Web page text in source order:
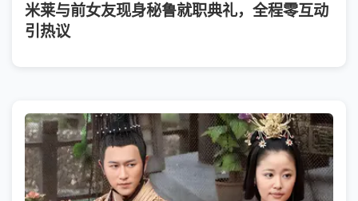
米莱与前女友现身秘鲁就职典礼，全程零互动
引热议